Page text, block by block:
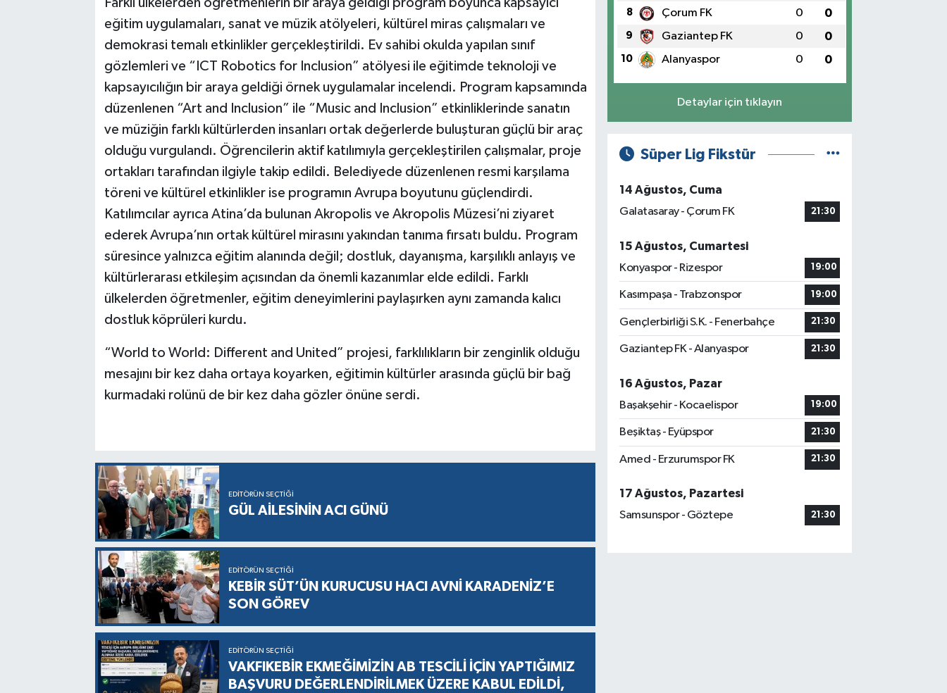
Farklı ülkelerden öğretmenlerin bir araya geldiği program boyunca kapsayıcı
eğitim uygulamaları, sanat ve müzik atölyeleri, kültürel miras çalışmaları ve
demokrasi temalı etkinlikler gerçekleştirildi. Ev sahibi okulda yapılan sınıf
gözlemleri ve “ICT Robotics for Inclusion” atölyesi ile eğitimde teknoloji ve
kapsayıcılığın bir araya geldiği örnek uygulamalar incelendi. Program kapsamında
düzenlenen “Art and Inclusion” ile “Music and Inclusion” etkinliklerinde sanatın
ve müziğin farklı kültürlerden insanları ortak değerlerde buluşturan güçlü bir araç
olduğu vurgulandı. Öğrencilerin aktif katılımıyla gerçekleştirilen çalışmalar, proje
ortakları tarafından ilgiyle takip edildi. Belediyede düzenlenen resmi karşılama
töreni ve kültürel etkinlikler ise programın Avrupa boyutunu güçlendirdi.
Katılımcılar ayrıca Atina’da bulunan Akropolis ve Akropolis Müzesi’ni ziyaret
ederek Avrupa’nın ortak kültürel mirasını yakından tanıma fırsatı buldu. Program
süresince yalnızca eğitim alanında değil; dostluk, dayanışma, karşılıklı anlayış ve
kültürlerarası etkileşim açısından da önemli kazanımlar elde edildi. Farklı
ülkelerden öğretmenler, eğitim deneyimlerini paylaşırken aynı zamanda kalıcı
dostluk köprüleri kurdu.
“World to World: Different and United” projesi, farklılıkların bir zenginlik olduğu
mesajını bir kez daha ortaya koyarken, eğitimin kültürler arasında güçlü bir bağ
kurmadaki rolünü de bir kez daha gözler önüne serdi.
EDITÖRÜN SEÇTIĞI
GÜL AİLESİNİN ACI GÜNÜ
EDITÖRÜN SEÇTIĞI
KEBİR SÜT’ÜN KURUCUSU HACI AVNİ KARADENİZ’E
SON GÖREV
EDITÖRÜN SEÇTIĞI
VAKFIKEBİR EKMEĞİMİZİN AB TESCİLİ İÇİN YAPTIĞIMIZ
BAŞVURU DEĞERLENDİRİLMEK ÜZERE KABUL EDİLDİ,
8 Çorum FK 0 0
9 Gaziantep FK 0 0
10 Alanyaspor 0 0
Detaylar için tıklayın
Süper Lig Fikstür
14 Ağustos, Cuma
Galatasaray - Çorum FK
21:30
15 Ağustos, Cumartesi
Konyaspor - Rizespor
19:00
Kasımpaşa - Trabzonspor 19:00
Gençlerbirliği S.K. - Fenerbahçe 21:30
Gaziantep FK - Alanyaspor 21:30
16 Ağustos, Pazar
Başakşehir - Kocaelispor
19:00
Beşiktaş - Eyüpspor 21:30
Amed - Erzurumspor FK 21:30
17 Ağustos, Pazartesi
Samsunspor - Göztepe
21:30